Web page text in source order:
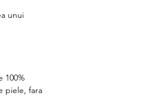
unui
100%
piele, fara